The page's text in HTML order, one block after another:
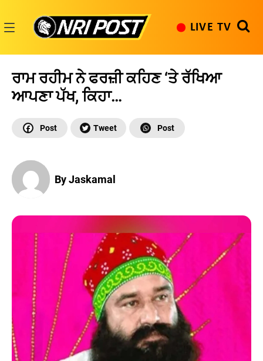
content
LIVE TV
ਰਾਮ ਰਹੀਮ ਨੇ ਫਰਜ਼ੀ ਕਹਿਣ ‘ਤੇ ਰੱਖਿਆ
ਆਪਣਾ ਪੱਖ, ਕਿਹਾ…
By Jaskamal